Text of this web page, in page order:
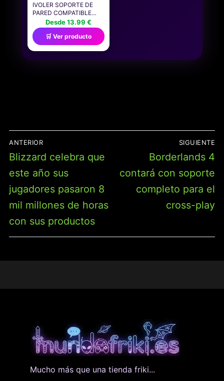
IVOLER SOPORTE DE
PARED COMPATIBLE
CON NINTENDO SWITCH
2 (2025), SOPORTE
METÁLICA CON 12
RANURAS PARA
CARTUCHOS Y 2
GANCHOS PARA JOY-
Desde 13.99 €
🛒 Ver producto
DE
ENTRADAS
ANTERIOR
Entrada
anterior:
Blizzard celebra que
este año sus
jugadores pasaron 8
mil millones de horas
con sus productos
SIGUIENTE
Entrada
siguiente:
Borderlands 4
contará con soporte
completo para el
cross-play
Mucho más que una tienda friki...